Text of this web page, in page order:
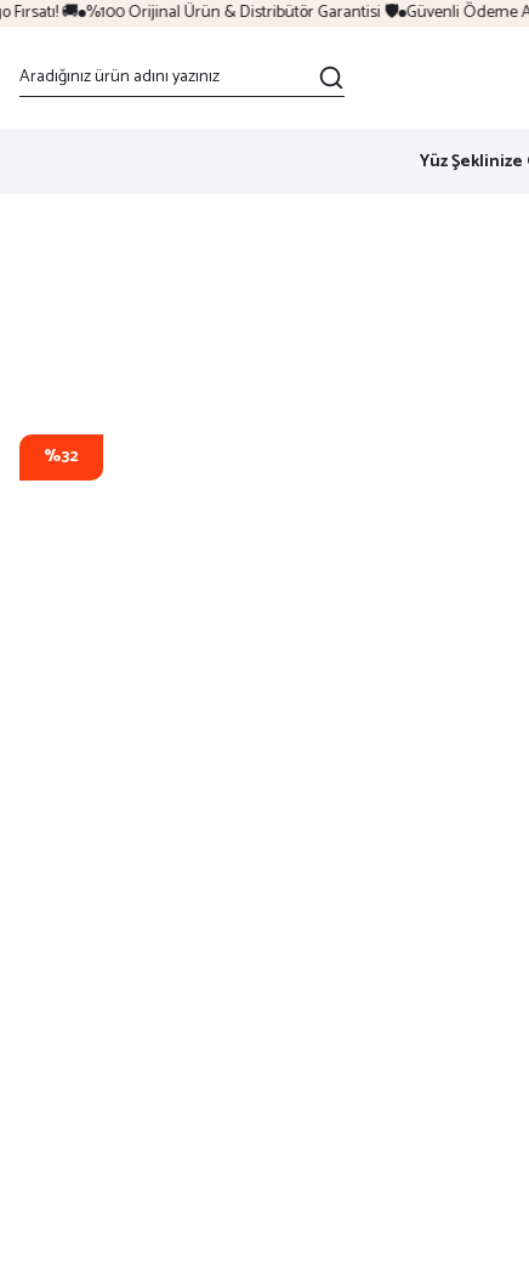
🚚 %100 Orijinal Ürün & Distribütör Garantisi 🛡️ Güvenli Ödeme
Yüz Şeklinize
%32